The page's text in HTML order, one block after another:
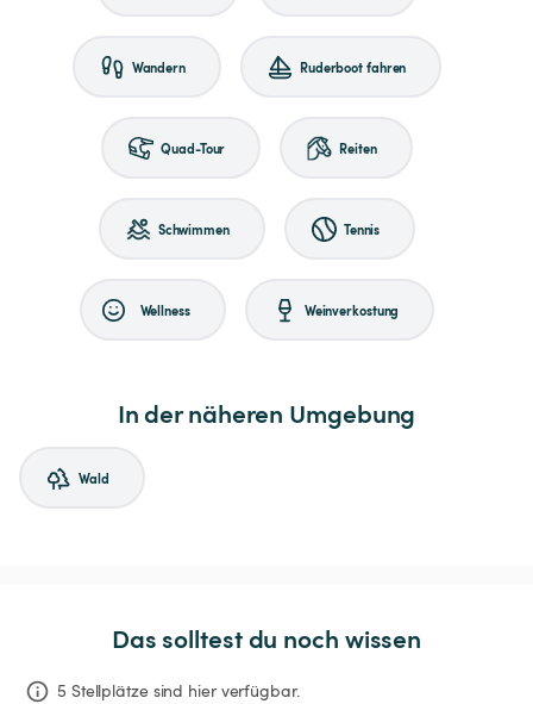
Wandern Ruderboot fahren
Quad-Tour Reiten
Schwimmen Tennis
Wellness Weinverkostung
In der näheren Umgebung
Wald
Das solltest du noch wissen
5 Stellplätze sind hier verfügbar.